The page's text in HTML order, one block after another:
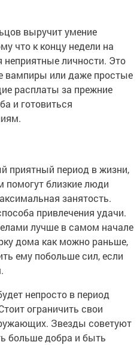
выручит умение
что к концу недели на
неприятные личности. Это
вампиры или даже простые
расплаты за прежние
и готовиться
приятный период в жизни,
помогут близкие люди
занятость.
привлечения удачи.
лучше в самом начале
дома как можно раньше,
ему побольше сил, если
непросто в период
ограничить свои
Звезды советуют
больше добра и быть